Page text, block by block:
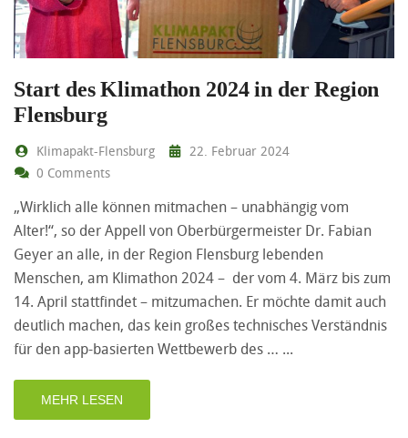
Start des Klimathon 2024 in der Region
Flensburg
Klimapakt-Flensburg
22. Februar 2024
0 Comments
„Wirklich alle können mitmachen – unabhängig vom
Alter!“, so der Appell von Oberbürgermeister Dr. Fabian
Geyer an alle, in der Region Flensburg lebenden
Menschen, am Klimathon 2024 – der vom 4. März bis zum
14. April stattfindet – mitzumachen. Er möchte damit auch
deutlich machen, das kein großes technisches Verständnis
für den app-basierten Wettbewerb des …
MEHR LESEN